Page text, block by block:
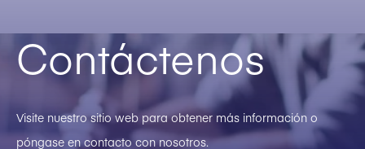
Contáctenos
Visite nuestro sitio web para obtener más información o
póngase en contacto con nosotros.